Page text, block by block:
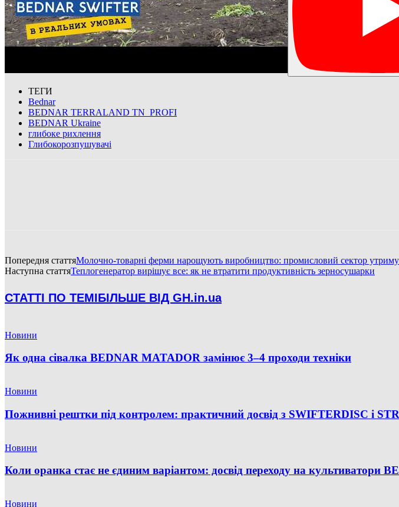
ТЕГИ
Bednar
BEDNAR TERRALAND TN_PROFI
BEDNAR Ukraine
глибоке рихлення
Глибокорозпушувачі
Попередня статтяМолочно-товарні ферми нарощують виробництво: промисловий сектор
Наступна статтяТеплогенератор вирішує все: як не втратити продуктивність зерносушарки
СТАТТІ ПО ТЕМІБІЛЬШЕ ВІД GH.in.ua
Новини
Як одна сівалка BEDNAR MATADOR замінює 3–4 проходи техніки
Новини
Пожнивні рештки під контролем: практичний досвід з SWIFTERDISC і
Новини
Коли оранка стає не єдиним варіантом: досвід переходу на культиватори
Новини